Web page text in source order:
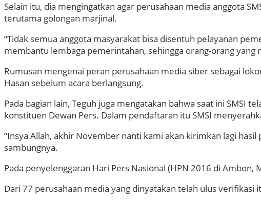
Selain itu, dia mengingatkan agar perusahaan media anggota
terutama golongan marjinal.
“Tidak semua anggota masyarakat bisa disentuh pelayanan
membantu lembaga pemerintahan, sehingga orang-orang
Rumusan mengenai peran perusahaan media siber sebagai
Hasan sebelum acara berlangsung.
Pada bagian lain, Teguh juga mengatakan bahwa saat ini SMSI
konstituen Dewan Pers. Dalam pendaftaran itu SMSI
“Insya Allah, akhir November nanti kami akan kirimkan lagi
sambungnya.
Pada penyelenggaran Hari Pers Nasional (HPN 2016 di
Dari 77 perusahaan media yang dinyatakan telah ulus